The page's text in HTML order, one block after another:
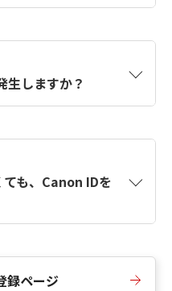
します。アカウントを
この情報を使用して
を入力します。
生しますか？
も、Canon IDを
録ページ